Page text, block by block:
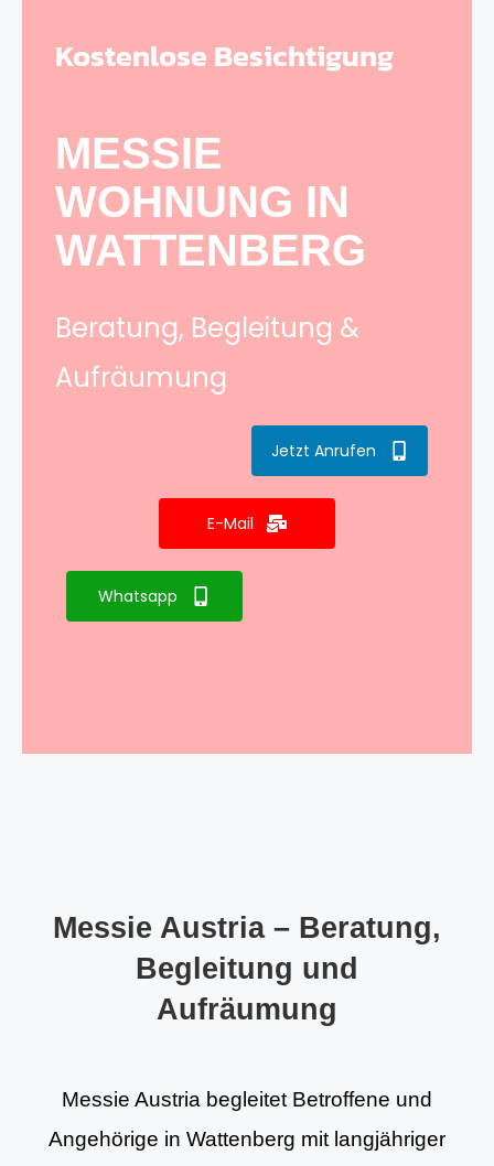
Kostenlose Besichtigung
MESSIE
WOHNUNG IN
WATTENBERG
Beratung, Begleitung &
Aufräumung
Jetzt Anrufen
E-Mail
Whatsapp
Messie Austria – Beratung,
Begleitung und
Aufräumung
Messie Austria begleitet Betroffene und
Angehörige in Wattenberg mit langjähriger